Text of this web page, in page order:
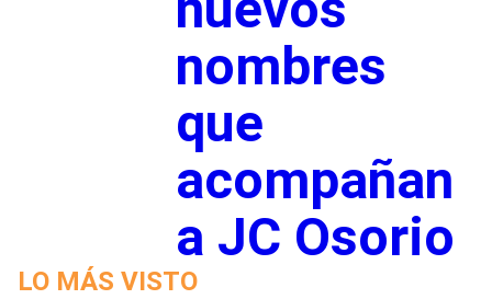
nombres
que
acompañan
a JC Osorio
LO MÁS VISTO